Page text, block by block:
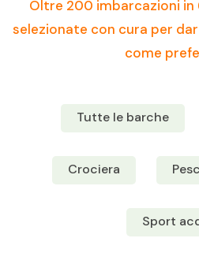
Oltre 200 imbarcazioni in
selezionate con cura per
come
Tutte le barche
Crociera
Sport